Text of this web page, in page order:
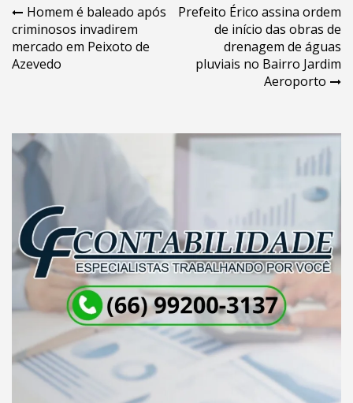
Navegação
de
Post
Homem é baleado após
criminosos invadirem
mercado em Peixoto de
Azevedo
Prefeito Érico assina ordem
de início das obras de
drenagem de águas
pluviais no Bairro Jardim
Aeroporto